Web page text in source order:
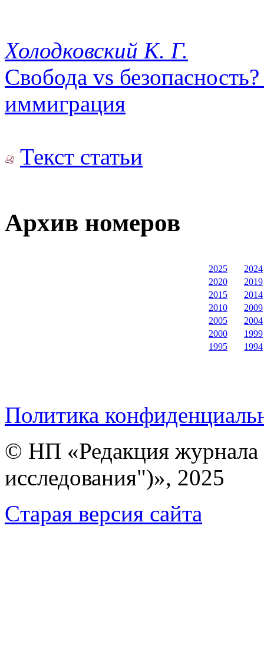
Холодковский К. Г.
Свобода vs
иммиграция
Текст статьи
Архив номеров
2025
2024
2020
2019
2015
2014
2010
2009
2005
2004
2000
1999
1995
1994
Политика
© НП «Редакция
исследования")», 2025
Cтарая версия сайта